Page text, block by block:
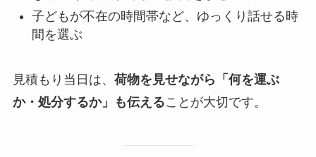
子どもが不在の時間帯など、ゆっくり話せる時
間を選ぶ
見積もり当日は、 荷物を見せながら「何を運ぶ
か・処分するか」も伝えることが大切です。